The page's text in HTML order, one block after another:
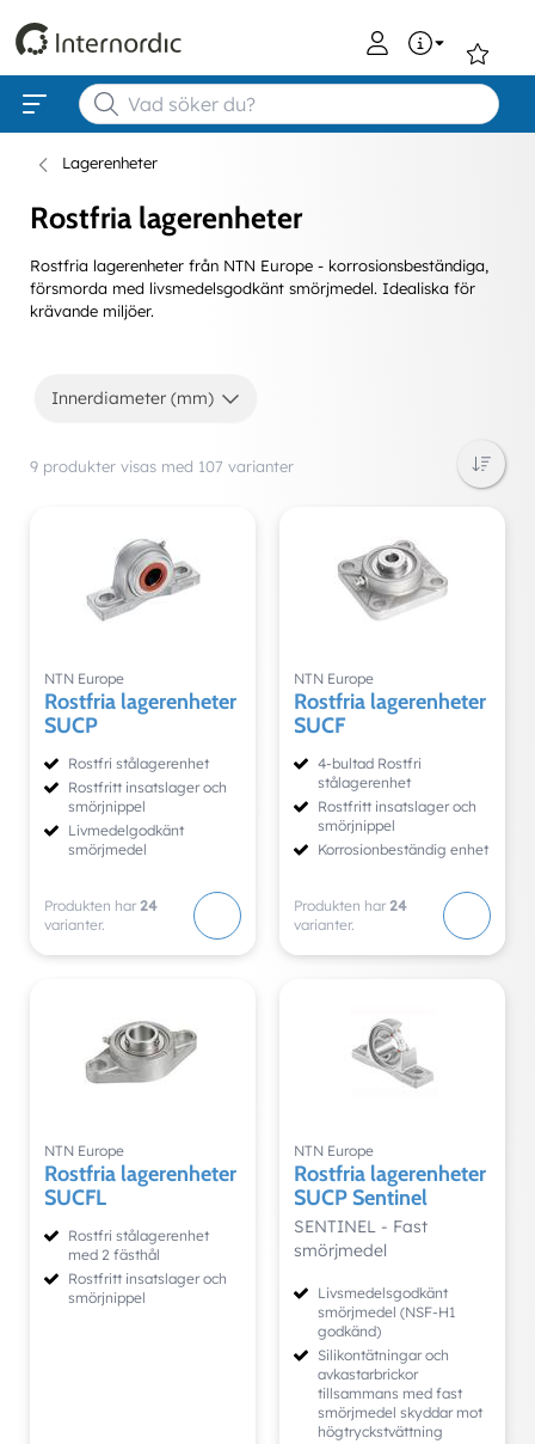
Lagerenheter
Rostfria lagerenheter
Rostfria lagerenheter från NTN Europe - korrosionsbeständiga,
försmorda med livsmedelsgodkänt smörjmedel. Idealiska för
krävande miljöer.
Innerdiameter (mm)
9 produkter visas med 107 varianter
NTN Europe
Rostfria lagerenheter
SUCP
Rostfri stålagerenhet
Rostfritt insatslager och
smörjnippel
Livmedelgodkänt
smörjmedel
Produkten har 24
varianter.
NTN Europe
Rostfria lagerenheter
SUCF
4-bultad Rostfri
stålagerenhet
Rostfritt insatslager och
smörjnippel
Korrosionbeständig enhet
Produkten har 24
varianter.
NTN Europe
Rostfria lagerenheter
SUCFL
Rostfri stålagerenhet
med 2 fästhål
Rostfritt insatslager och
smörjnippel
NTN Europe
Rostfria lagerenheter
SUCP Sentinel
SENTINEL - Fast
smörjmedel
Livsmedelsgodkänt
smörjmedel (NSF-H1
godkänd)
Silikontätningar och
avkastarbrickor
tillsammans med fast
smörjmedel skyddar mot
högtryckstvättning